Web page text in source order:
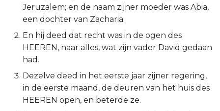
2 Kronieken 29:20-36
Johannes
Handelingen
Romeinen
1 Korinthe
2 Korinthe
Jeruzalem; en de naam zijner moeder was Abia,
een dochter van Zacharia.
En hij deed dat recht was in de ogen des
HEEREN, naar alles, wat zijn vader David gedaan
had.
Dezelve deed in het eerste jaar zijner regering,
in de eerste maand, de deuren van het huis des
HEEREN open, en beterde ze.